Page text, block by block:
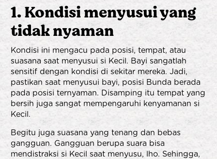
1. Kondisi menyusui yang
tidak nyaman
Kondisi ini mengacu pada posisi, tempat, atau
suasana saat menyusui si Kecil. Bayi sangatlah
sensitif dengan kondisi di sekitar mereka. Jadi,
pastikan saat menyusui bayi, posisi Bunda berada
pada posisi ternyaman. Disamping itu tempat yang
bersih juga sangat mempengaruhi kenyamanan si
Kecil.
Begitu juga suasana yang tenang dan bebas
gangguan. Gangguan berupa suara bisa
mendistraksi si Kecil saat menyusu, lho. Sehingga,